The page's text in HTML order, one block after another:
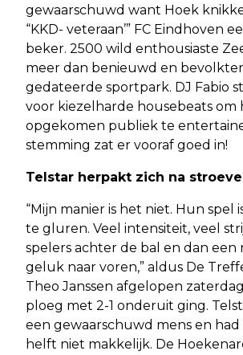
gewaarschuwd want Hoek
“KKD- veteraan’” FC Eindhoven
beker. 2500 wild enthousiaste
meer dan benieuwd en
gedateerde sportpark. DJ Fabio
voor kiezelharde housebeats om
opgekomen publiek te
stemming zat er vooraf goed in!
Telstar herpakt zich na
“Mijn manier is het niet. Hun spel
te gluren. Veel intensiteit, veel
spelers achter de bal en dan een
geluk naar voren,” aldus De
Theo Janssen afgelopen
ploeg met 2-1 onderuit ging.
een gewaarschuwd mens en
helft niet makkelijk. De